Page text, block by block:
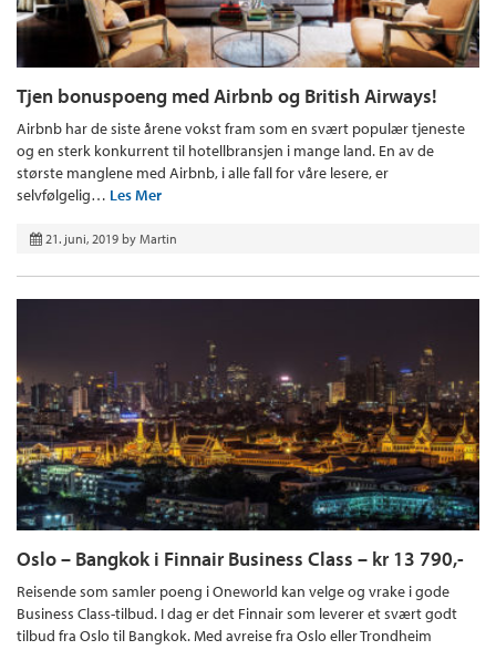
Tjen bonuspoeng med Airbnb og British Airways!
Airbnb har de siste årene vokst fram som en svært populær tjeneste
og en sterk konkurrent til hotellbransjen i mange land. En av de
største manglene med Airbnb, i alle fall for våre lesere, er
selvfølgelig… Les Mer
21. juni, 2019 by Martin
Oslo – Bangkok i Finnair Business Class – kr 13 790,-
Reisende som samler poeng i Oneworld kan velge og vrake i gode
Business Class-tilbud. I dag er det Finnair som leverer et svært godt
tilbud fra Oslo til Bangkok. Med avreise fra Oslo eller Trondheim